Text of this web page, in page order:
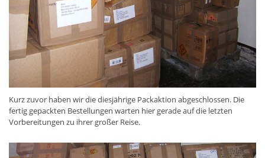
Kurz zuvor haben wir die diesjährige Packaktion abgeschlossen. Die
fertig gepackten Bestellungen warten hier gerade auf die letzten
Vorbereitungen zu ihrer großer Reise.